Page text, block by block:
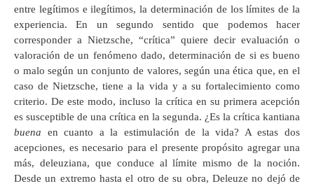
entre legítimos e ilegítimos, la determinación de los límites de la
experiencia. En un segundo sentido que podemos hacer
corresponder a Nietzsche, “crítica” quiere decir evaluación o
valoración de un fenómeno dado, determinación de si es bueno
o malo según un conjunto de valores, según una ética que, en el
caso de Nietzsche, tiene a la vida y a su fortalecimiento como
criterio. De este modo, incluso la crítica en su primera acepción
es susceptible de una crítica en la segunda. ¿Es la crítica kantiana
buena en cuanto a la estimulación de la vida? A estas dos
acepciones, es necesario para el presente propósito agregar una
más, deleuziana, que conduce al límite mismo de la noción.
Desde un extremo hasta el otro de su obra, Deleuze no dejó de